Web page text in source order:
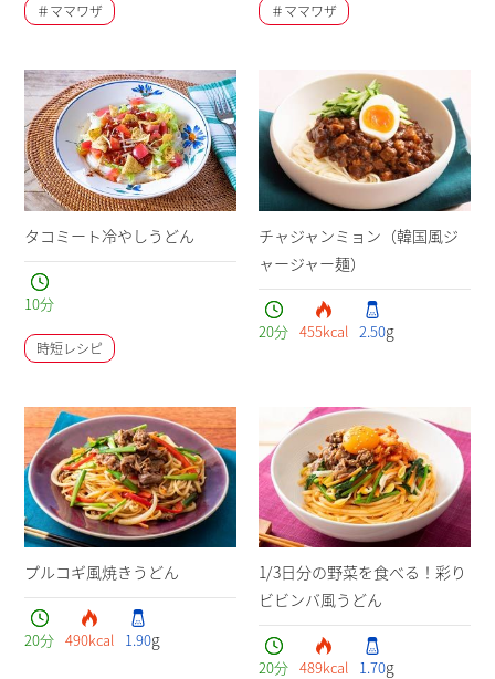
＃ママワザ ＃ママワザ
タコミート冷やしうどん
10分
時短レシピ
チャジャンミョン（韓国風ジ
ャージャー麺）
20分 455kcal 2.50g
プルコギ風焼きうどん
20分 490kcal 1.90g
1/3日分の野菜を食べる！彩り
ビビンバ風うどん
20分 489kcal 1.70g